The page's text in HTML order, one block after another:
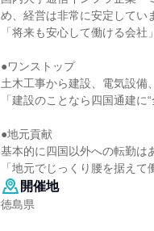
め、経営は非常に安定してい
「将来も安心して働ける会社
●ワンストップ
土木工事から建設、電気設備
「建設のことなら四国通建に
●地元貢献
基本的に四国以外への転勤は
「地元でじっくり腰を据え
開催地
徳島県